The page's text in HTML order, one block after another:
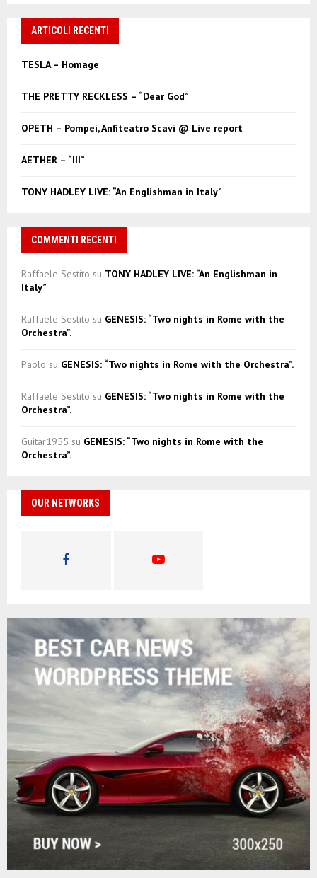
h
o
ARTICOLI RECENTI
TESLA – Homage
THE PRETTY RECKLESS – “Dear God”
OPETH – Pompei, Anfiteatro Scavi @ Live report
AETHER – “III”
TONY HADLEY LIVE: “An Englishman in Italy”
COMMENTI RECENTI
Raffaele Sestito su TONY HADLEY LIVE: “An Englishman in
Italy”
Raffaele Sestito su GENESIS: “Two nights in Rome with the
Orchestra”.
Paolo su GENESIS: “Two nights in Rome with the Orchestra”.
Raffaele Sestito su GENESIS: “Two nights in Rome with the
Orchestra”.
Guitar1955 su GENESIS: “Two nights in Rome with the
Orchestra”.
OUR NETWORKS